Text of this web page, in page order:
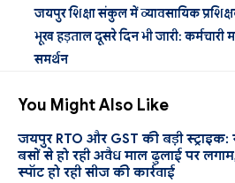
जयपुर शिक्षा संकुल में व्यावसायिक
भूख हड़ताल दूसरे दिन भी जारी:
समर्थन
You Might Also Like
जयपुर RTO और GST की बड़ी स्ट्राइक:
बसों से हो रही अवैध माल ढुलाई पर
स्पॉट हो रही सीज की कार्रवाई